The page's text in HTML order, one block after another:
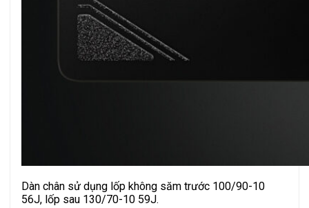
Dàn chân sử dụng lốp không săm trước 100/90-10
56J, lốp sau 130/70-10 59J.